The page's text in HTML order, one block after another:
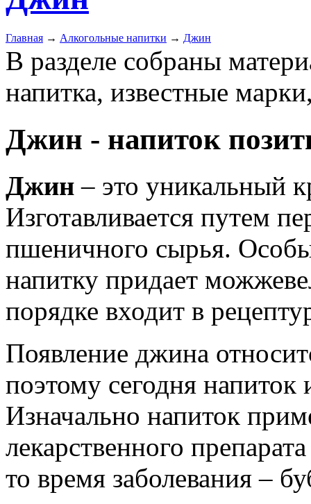
Главная → Алкогольные напитки → Джин
В разделе собраны
напитка, известные
Джин - напиток
Джин – это уникальный
Изготавливается путем
пшеничного сырья.
напитку придает
порядке входит в
Появление джина
поэтому сегодня
Изначально напиток
лекарственного
то время заболевания –